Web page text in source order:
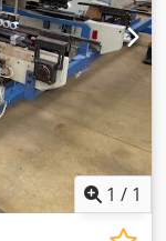
1 / 1